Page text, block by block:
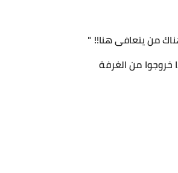
من يتعافى هنا!! "
خروجوا من الغرفة